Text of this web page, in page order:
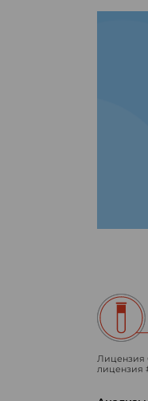
Лицензия
лицензия